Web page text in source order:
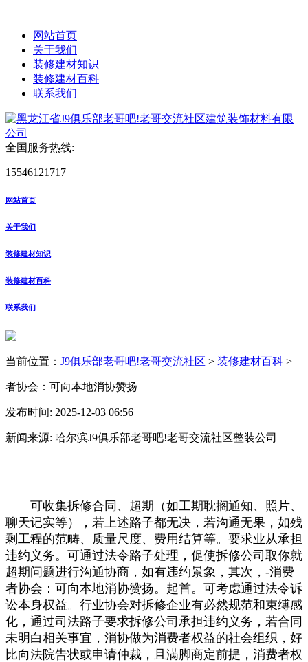
网站首页
关于我们
装修建材知识
装修建材百科
联系我们
全国服务热线:
15546121717
网站首页
关于我们
装修建材知识
装修建材百科
联系我们
当前位置： J9俱乐部老哥吧!老哥交流社区 > 装修建材百科 >
者协会：可向本地消协赞扬
发布时间: 2025-12-03 06:56
新闻来源: 哈尔滨J9俱乐部老哥吧!老哥交流社区整装公司
可收集拆修合同、超期（如工期耽搁通知、照片、
聊天记实等），若上述路子都无决，若沟通无果，如残
剩工程的范畴、质量尺度、费用结算等。要求业从承担
违约义务。可通过法令路子处理，促使拆修公司取你就
超期问题进行沟通协商，如有违约景象，其次，-消费
者协会：可向本地消协赞扬。起首。可考虑通过法令诉
讼本身权益。行业协会对拆修企业有必然规范和束缚感
化，通过司法路子要求拆修公司承担违约义务，若合同
未明白相关事宜，消协做为消费者权益的社会组织，好
比向法院告状或申请仲裁，且满脚商定前提，消费者权